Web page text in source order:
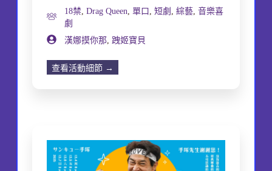
18禁, Drag Queen, 單口 , 短劇 , 綜藝, 音樂喜
劇
漢娜摸你那, 跩姬寶貝
查看活動細節 →